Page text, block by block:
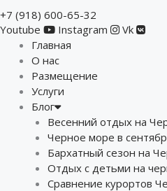
+7 (918) 600-65-32
Youtube
Instagram
Vk
Главная
О нас
Размещение
Услуги
Блог
Весенний отдых на
Черное море в
Бархатный сезон на
Отдых с детьми на
Сравнение курортов